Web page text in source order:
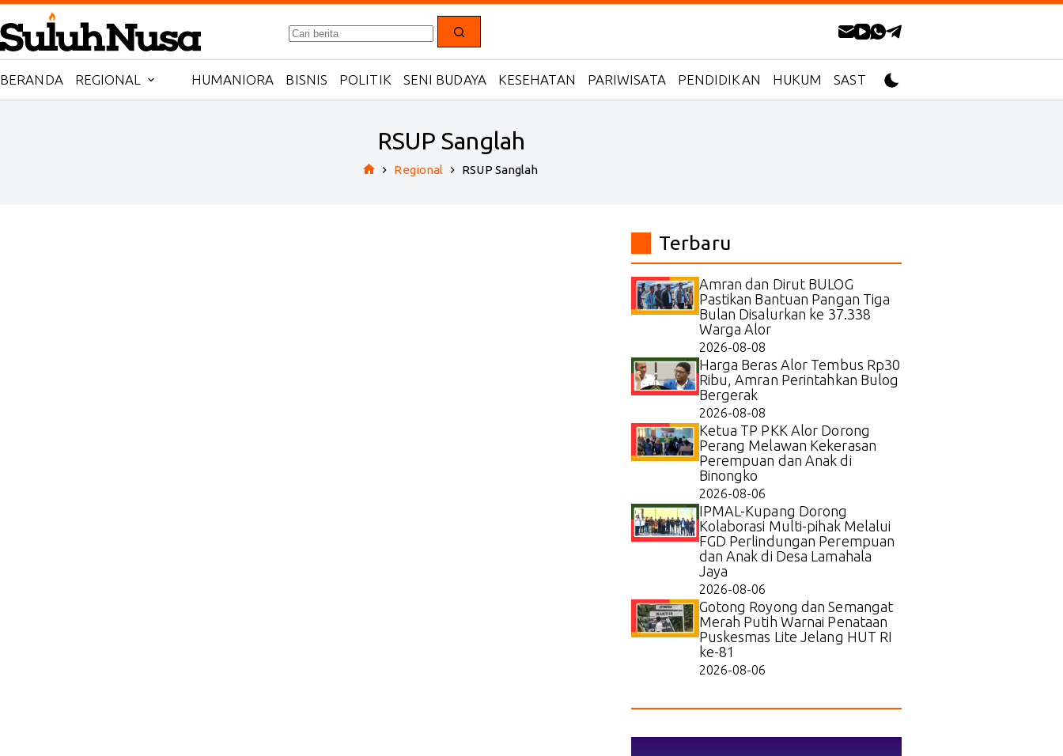
Skip
to
content
No
results
BERANDA REGIONAL HUMANIORA BISNIS POLITIK SENI BUDAYA KESEHATAN PARIWISATA PENDIDIKAN HUKUM SASTRA
RSUP Sanglah
Regional RSUP Sanglah
Terbaru
Amran dan Dirut BULOG
Pastikan Bantuan Pangan Tiga
Bulan Disalurkan ke 37.338
Warga Alor
2026-08-08
Harga Beras Alor Tembus Rp30
Ribu, Amran Perintahkan Bulog
Bergerak
2026-08-08
Ketua TP PKK Alor Dorong
Perang Melawan Kekerasan
Perempuan dan Anak di
Binongko
2026-08-06
IPMAL-Kupang Dorong
Kolaborasi Multi-pihak Melalui
FGD Perlindungan Perempuan
dan Anak di Desa Lamahala
Jaya
2026-08-06
Gotong Royong dan Semangat
Merah Putih Warnai Penataan
Puskesmas Lite Jelang HUT RI
ke-81
2026-08-06